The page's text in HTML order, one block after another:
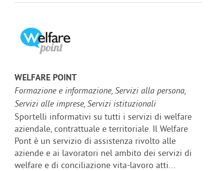
WELFARE POINT
Formazione e informazione, Servizi alla persona,
Servizi alle imprese, Servizi istituzionali
Sportelli informativi su tutti i servizi di welfare
aziendale, contrattuale e territoriale. Il Welfare
Pont è un servizio di assistenza rivolto alle
aziende e ai lavoratori nel ambito dei servizi di
welfare e di conciliazione vita-lavoro atti...